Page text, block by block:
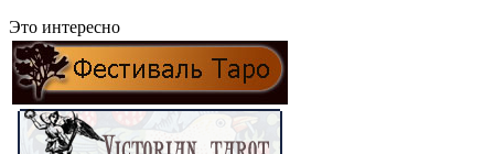
Это интересно